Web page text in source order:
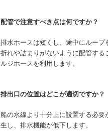
配管で注意すべき点は何ですか？
排水ホースは短くし、途中にルー
折れや詰まりがないように配管す
ルジホースを利用します。
排出口の位置はどこが適切ですか？
船の水線より十分上に設置する必
生し、排水機能が低下します。